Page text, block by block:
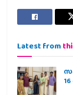
Latest from